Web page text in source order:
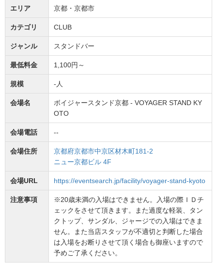
エリア 京都・京都市
カテゴリ CLUB
ジャンル スタンドバー
最低料金 1,100円～
規模 -人
会場名
ボイジャースタンド京都 - VOYAGER STAND KY
OTO
会場電話 --
会場住所
京都府京都市中京区材木町181-2
ニュー京都ビル 4F
会場URL https://eventsearch.jp/facility/voyager-stand-kyoto
注意事項
※20歳未満の入場はできません。入場の際ＩＤチ
ェックをさせて頂きます。また過度な軽装、タン
クトップ、サンダル、ジャージでの入場はできま
せん。また当店スタッフが不適切と判断した場合
は入場をお断りさせて頂く場合も御座いますので
予めご了承ください。